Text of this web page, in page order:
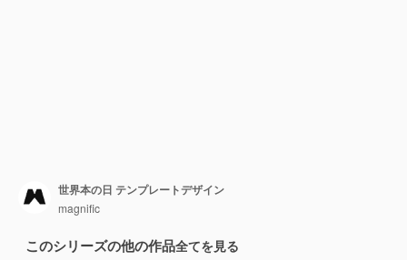
世界本の日 テンプレートデザイン
magnific
このシリーズの他の作品全てを見る